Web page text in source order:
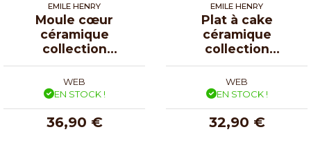
EMILE HENRY
Moule cœur
céramique
collection
Madeleine rose
candy 26,5 cm
WEB
EN STOCK !
36,90 €
EMILE HENRY
Plat à cake
céramique
collection
Madeleine rose
candy 31,5 cm
WEB
EN STOCK !
32,90 €